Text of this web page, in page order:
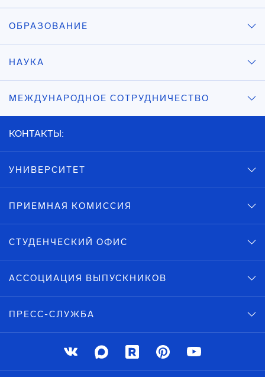
ОБРАЗОВАНИЕ
НАУКА
МЕЖДУНАРОДНОЕ СОТРУДНИЧЕСТВО
КОНТАКТЫ:
УНИВЕРСИТЕТ
ПРИЕМНАЯ КОМИССИЯ
СТУДЕНЧЕСКИЙ ОФИС
АССОЦИАЦИЯ ВЫПУСКНИКОВ
ПРЕСС-СЛУЖБА